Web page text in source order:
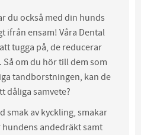
du också med din hunds
ifrån ensam! Våra Dental
tugga på, de reducerar
om du hör till dem som
tandborstningen, kan de
dåliga samvete?
smak av kyckling, smakar
andedräkt samt